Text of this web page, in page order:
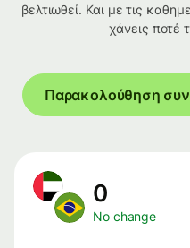
βελτιωθεί. Και με τις
χάνεις ποτέ
Παρακολούθηση
0
No change